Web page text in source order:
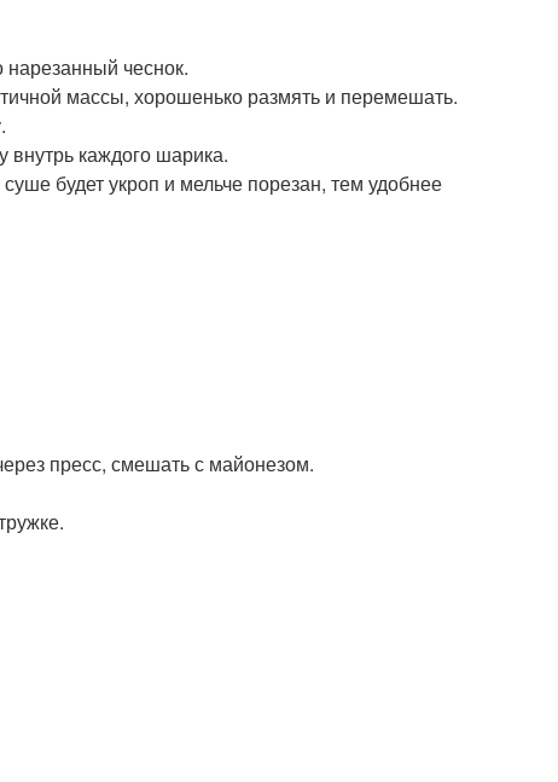
нарезанный чеснок.
массы, хорошенько размять и перемешать.
каждого шарика.
будет укроп и мельче порезан, тем удобнее
пресс, смешать с майонезом.